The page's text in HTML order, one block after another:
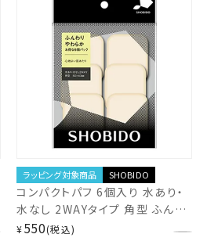
ラッピング対象商品 SHOBIDO
コンパクトパフ 6個入り 水あり・
水なし 2WAYタイプ 角型 ふんわ
りやわらか お得な6個パック 心
¥550 税込